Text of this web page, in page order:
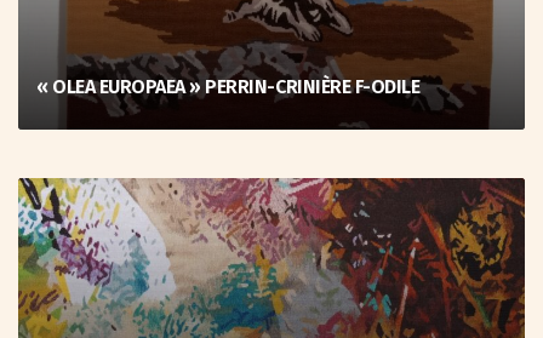
« OLEA EUROPAEA » PERRIN-CRINIÈRE F-ODILE